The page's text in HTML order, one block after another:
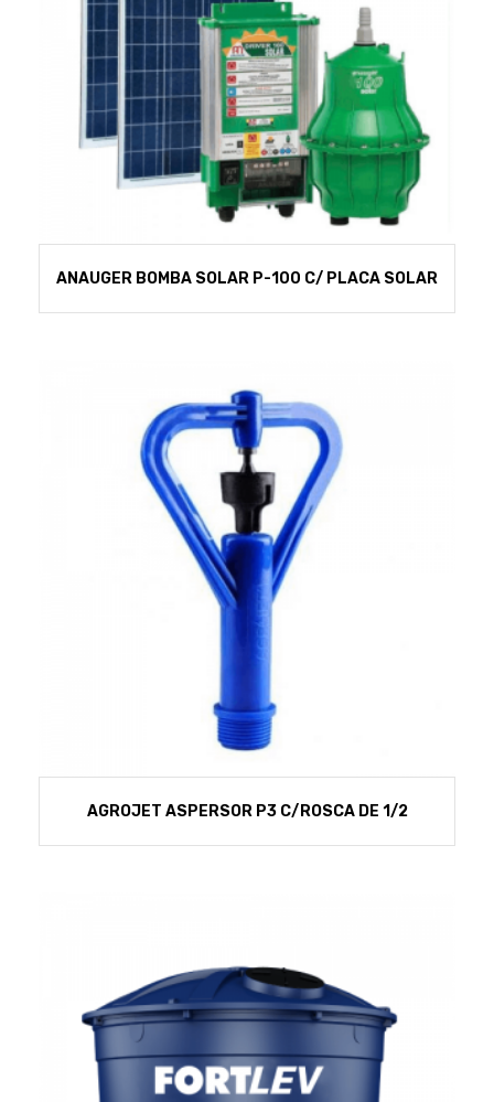
ANAUGER BOMBA SOLAR P-100 C/ PLACA SOLAR
AGROJET ASPERSOR P3 C/ROSCA DE 1/2